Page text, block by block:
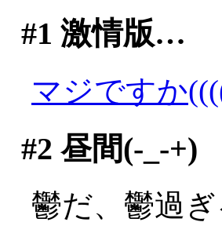
#1 激情版…
マジですか
#2 昼間(-_-+)
鬱だ、鬱過